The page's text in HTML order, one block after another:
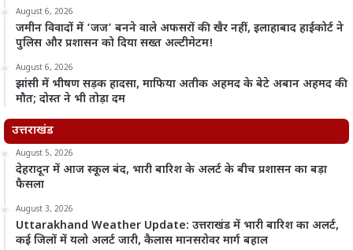
August 6, 2026
जमीन विवादों में ‘जज’ बनने वाले अफसरों की खैर नहीं, इलाहाबाद हाईकोर्ट ने
पुलिस और प्रशासन को दिया सख्त अल्टीमेटम!
August 6, 2026
झांसी में भीषण सड़क हादसा, माफिया अतीक अहमद के बेटे अबान अहमद की
मौत; दोस्त ने भी तोड़ा दम
उत्तराखंड
August 5, 2026
देहरादून में आज स्कूल बंद, भारी बारिश के अलर्ट के बीच प्रशासन का बड़ा
फैसला
August 3, 2026
Uttarakhand Weather Update: उत्तराखंड में भारी बारिश का अलर्ट,
कई जिलों में यलो अलर्ट जारी, कैलास मानसरोवर मार्ग बहाल